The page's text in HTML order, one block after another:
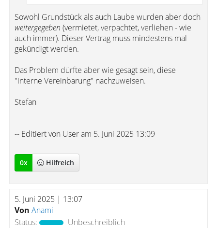
Sowohl Grundstück als auch Laube wurden aber doch
weitergegeben (vermietet, verpachtet, verliehen - wie
auch immer). Dieser Vertrag muss mindestens mal
gekündigt werden.
Das Problem dürfte aber wie gesagt sein, diese
"interne Vereinbarung" nachzuweisen.
Stefan
-- Editiert von User am 5. Juni 2025 13:09
0x Hilfreich
5. Juni 2025 | 13:07
Von Anami
Status:
Unbeschreiblich